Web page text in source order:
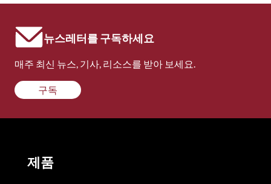
뉴스레터를 구독하세요
매주 최신 뉴스, 기사, 리소스를 받아 보세요.
구독
제품